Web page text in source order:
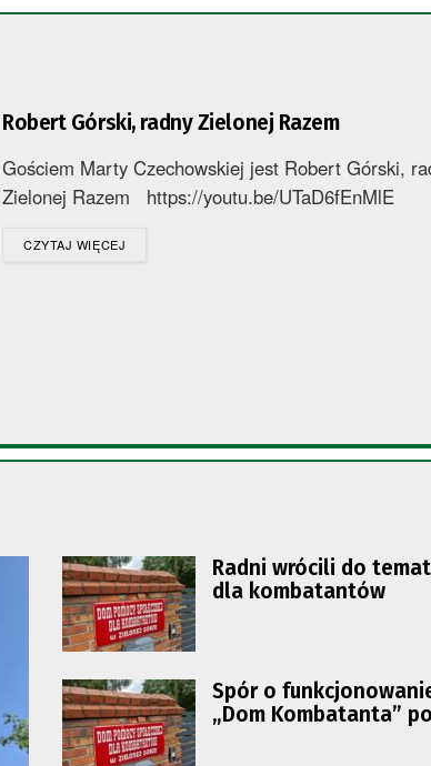
Robert Górski, radny Zielonej Razem
Gościem Marty Czechowskiej jest Robert Górski,
Zielonej Razem https://youtu.be/UTaD6fEnMlE
CZYTAJ WIĘCEJ
Radni wrócili do
dla kombatantów
Spór o
„Dom Kombatanta”